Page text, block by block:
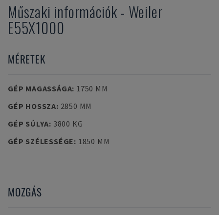
Műszaki információk - Weiler
E55X1000
MÉRETEK
GÉP MAGASSÁGA: 1750 MM
GÉP HOSSZA: 2850 MM
GÉP SÚLYA: 3800 KG
GÉP SZÉLESSÉGE: 1850 MM
MOZGÁS